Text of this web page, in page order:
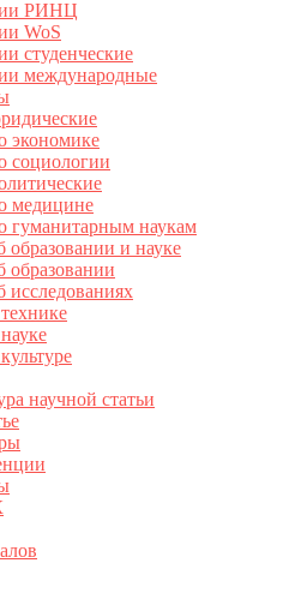
РИНЦ
WoS
студенческие
международные
экономике
социологии
медицине
гуманитарным наукам
и науке
научной статьи